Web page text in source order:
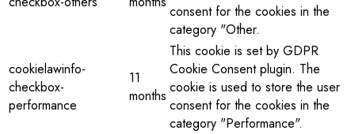
consent for the cookies in the
category "Other.
cookielawinfo-
checkbox-
performance
11
months
This cookie is set by GDPR
Cookie Consent plugin. The
cookie is used to store the user
consent for the cookies in the
category "Performance".